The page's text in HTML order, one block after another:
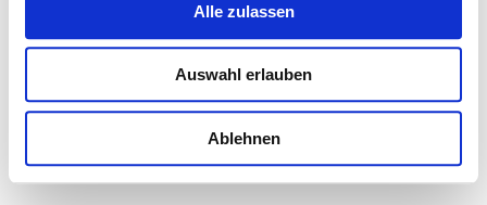
Alle zulassen
Auswahl erlauben
Ablehnen